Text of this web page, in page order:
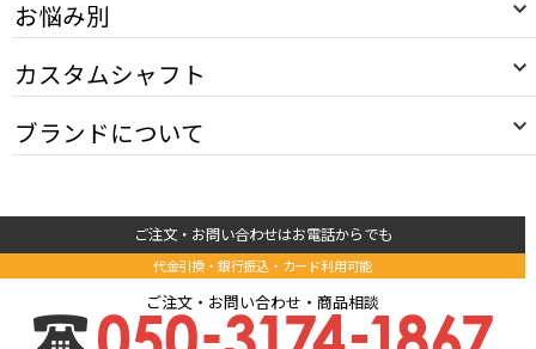
お悩み別
カスタムシャフト
ブランドについて
ご注文・お問い合わせはお電話からでも
代金引換・銀行振込・カード利用可能
ご注文・お問い合わせ・商品相談